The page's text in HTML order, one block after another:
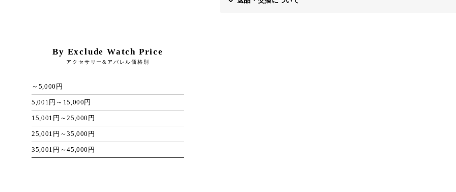
By Exclude Watch Price
アクセサリー&アパレル価格別
～5,000円
5,001円～15,000円
15,001円～25,000円
25,001円～35,000円
35,001円～45,000円